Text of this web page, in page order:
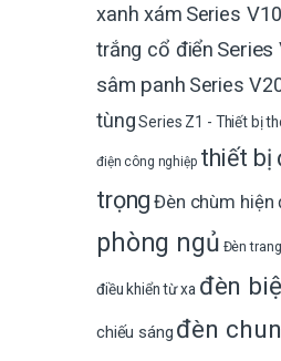
xanh xám Series
trắng cổ điển Series
sâm panh Series
tùng Series Z1 - Thiết bị
điện công nghiệp thiết bị
trọng Đèn chùm hiện
phòng ngủ Đèn
điều khiển từ xa đèn
chiếu sáng đèn